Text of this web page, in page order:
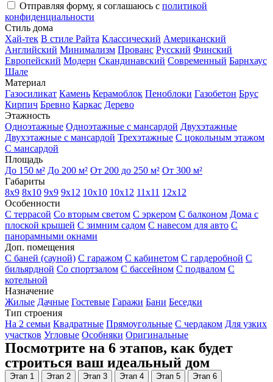
Отправляя форму, я соглашаюсь с политикой
конфиденциальности
Стиль дома
Хай-тек В стиле Райта Классический Американский
Английский Минимализм Прованс Русский Финский
Европейский Модерн Скандинавский Современный Барнхаус
Шале
Материал
Газосиликат Камень Керамоблок Пеноблоки Газобетон Брус
Кирпич Бревно Каркас Дерево
Этажность
Одноэтажные Одноэтажные с мансардой Двухэтажные
Двухэтажные с мансардой Трехэтажные С цокольным этажом
С мансардой
Площадь
До 150 м² До 200 м² От 200 до 250 м² От 300 м²
Габариты
8x9 8x10 9x9 9x12 10x10 10x12 11x11 12x12
Особенности
С террасой Со вторым светом С эркером С балконом Дома с
плоской крышей С зимним садом С навесом для авто С
панорамными окнами
Доп. помещения
С баней (сауной) С гаражом С кабинетом С гардеробной С
бильярдной Со спортзалом С бассейном С подвалом С
котельной
Назначение
Жилые Дачные Гостевые Гаражи Бани Беседки
Тип строения
На 2 семьи Квадратные Прямоугольные С чердаком Для узких
участков Угловые Особняки Оригинальные
Посмотрите на 6 этапов, как будет
строиться ваш идеальный дом
Этап 1 Этап 2 Этап 3 Этап 4 Этап 5 Этап 6